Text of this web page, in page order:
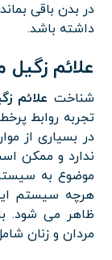
در بدن باقی
داشته باشد.
علائم زگیل
شناخت علائم
تجربه روابط
ندارد و ممکن
موضوع به
هرچه سیستم
ظاهر می شود.
مردان و زنان